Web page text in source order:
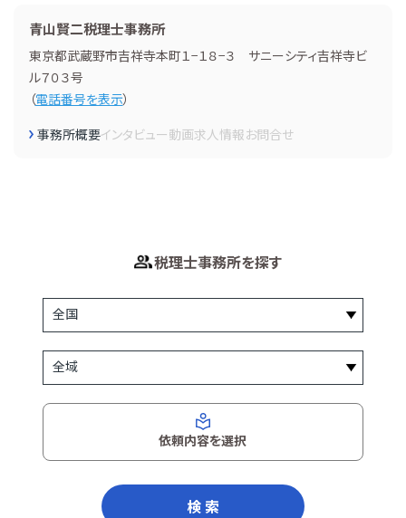
青山賢二税理士事務所
東京都武蔵野市吉祥寺本町１−１８−３ サニーシティ吉祥寺ビ
ル７０３号
（電話番号を表示）
事務所概要インタビュー動画求人情報お問合せ
税理士事務所を探す
依頼内容を選択
検 索